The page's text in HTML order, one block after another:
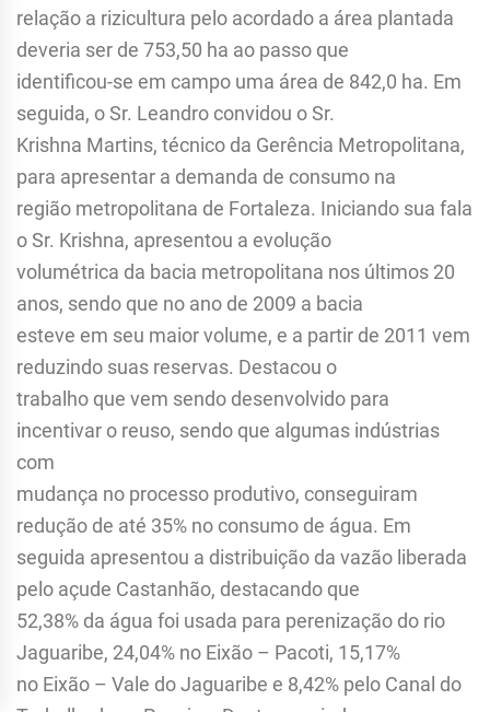
relação a rizicultura pelo acordado a área plantada
deveria ser de 753,50 ha ao passo que
identificou-se em campo uma área de 842,0 ha. Em
seguida, o Sr. Leandro convidou o Sr.
Krishna Martins, técnico da Gerência Metropolitana,
para apresentar a demanda de consumo na
região metropolitana de Fortaleza. Iniciando sua fala
o Sr. Krishna, apresentou a evolução
volumétrica da bacia metropolitana nos últimos 20
anos, sendo que no ano de 2009 a bacia
esteve em seu maior volume, e a partir de 2011 vem
reduzindo suas reservas. Destacou o
trabalho que vem sendo desenvolvido para
incentivar o reuso, sendo que algumas indústrias
com
mudança no processo produtivo, conseguiram
redução de até 35% no consumo de água. Em
seguida apresentou a distribuição da vazão liberada
pelo açude Castanhão, destacando que
52,38% da água foi usada para perenização do rio
Jaguaribe, 24,04% no Eixão – Pacoti, 15,17%
no Eixão – Vale do Jaguaribe e 8,42% pelo Canal do